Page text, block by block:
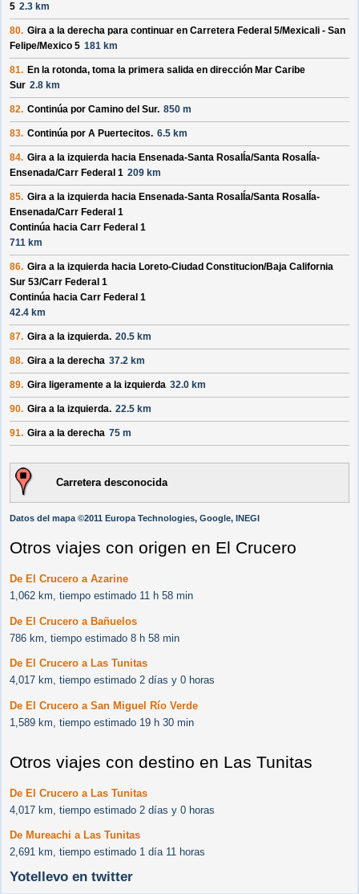
5 2.3 km
80. Gira a la derecha para continuar en Carretera Federal 5/Mexicali - San
Felipe/Mexico 5 181 km
81. En la rotonda, toma la primera salida en dirección Mar Caribe
Sur 2.8 km
82. Continúa por Camino del Sur. 850 m
83. Continúa por A Puertecitos. 6.5 km
84. Gira a la izquierda hacia Ensenada-Santa RosalÍa/Santa RosalÍa-
Ensenada/Carr Federal 1 209 km
85. Gira a la izquierda hacia Ensenada-Santa RosalÍa/Santa RosalÍa-
Ensenada/Carr Federal 1
Continúa hacia Carr Federal 1
711 km
86. Gira a la izquierda hacia Loreto-Ciudad Constitucion/Baja California
Sur 53/Carr Federal 1
Continúa hacia Carr Federal 1
42.4 km
87. Gira a la izquierda. 20.5 km
88. Gira a la derecha 37.2 km
89. Gira ligeramente a la izquierda 32.0 km
90. Gira a la izquierda. 22.5 km
91. Gira a la derecha 75 m
Carretera desconocida
Datos del mapa ©2011 Europa Technologies, Google, INEGI
Otros viajes con origen en El Crucero
De El Crucero a Azarine
1,062 km, tiempo estimado 11 h 58 min
De El Crucero a Bañuelos
786 km, tiempo estimado 8 h 58 min
De El Crucero a Las Tunitas
4,017 km, tiempo estimado 2 días y 0 horas
De El Crucero a San Miguel Río Verde
1,589 km, tiempo estimado 19 h 30 min
Otros viajes con destino en Las Tunitas
De El Crucero a Las Tunitas
4,017 km, tiempo estimado 2 días y 0 horas
De Mureachi a Las Tunitas
2,691 km, tiempo estimado 1 día 11 horas
Yotellevo en twitter